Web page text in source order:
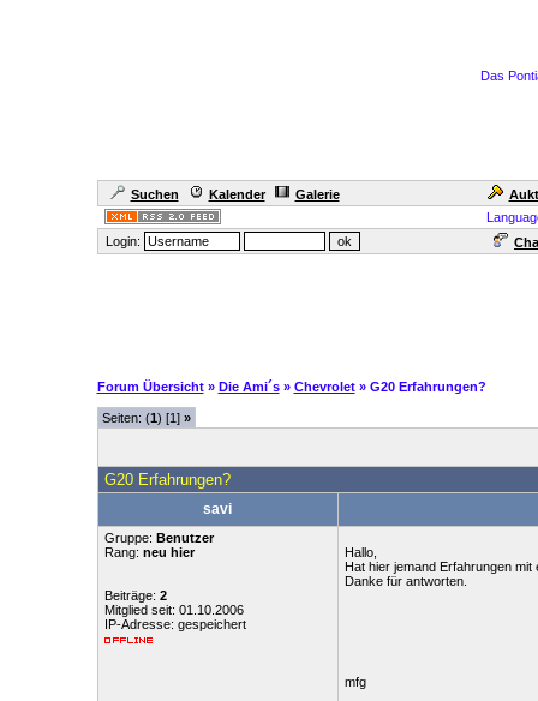
Das
Suchen Kalender Galerie
Login:
Forum Übersicht » Die Ami´s » Chevrolet » G20 Erfahrungen?
Seiten: (1) [1] »
G20 Erfahrungen?
savi
Gruppe: Benutzer
Rang: neu hier
Beiträge: 2
Mitglied seit: 01.10.2006
IP-Adresse: gespeichert
Hallo,
Hat hier jemand Erfahrungen
Danke für antworten.
mfg